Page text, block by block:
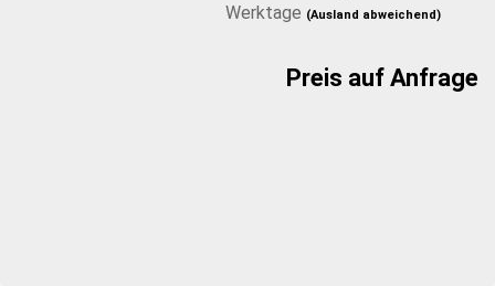
Werktage (Ausland abweichend)
Preis auf Anfrage